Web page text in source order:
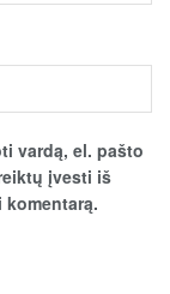
vardą, el. pašto
įvesti iš